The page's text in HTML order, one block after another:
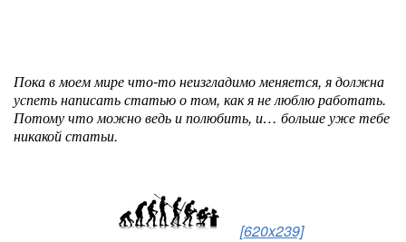
Пока в моем мире что-то неизгладимо меняется, я должна
успеть написать статью о том, как я не люблю работать.
Потому что можно ведь и полюбить, и… больше уже тебе
никакой статьи.
[620x239]